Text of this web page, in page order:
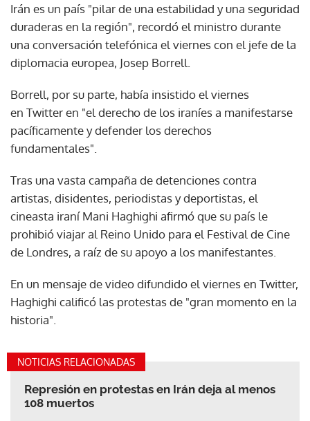
Irán es un país "pilar de una estabilidad y una seguridad
duraderas en la región", recordó el ministro durante
una conversación telefónica el viernes con el jefe de la
diplomacia europea, Josep Borrell.
Borrell, por su parte, había insistido el viernes
en Twitter en "el derecho de los iraníes a manifestarse
pacíficamente y defender los derechos
fundamentales".
Tras una vasta campaña de detenciones contra
artistas, disidentes, periodistas y deportistas, el
cineasta iraní Mani Haghighi afirmó que su país le
prohibió viajar al Reino Unido para el Festival de Cine
de Londres, a raíz de su apoyo a los manifestantes.
En un mensaje de video difundido el viernes en Twitter,
Haghighi calificó las protestas de "gran momento en la
historia".
NOTICIAS RELACIONADAS
Represión en protestas en Irán deja al menos
108 muertos